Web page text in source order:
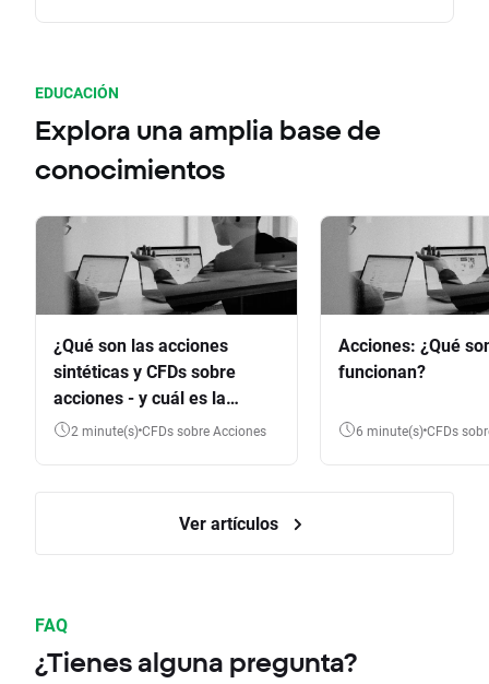
EDUCACIÓN
Explora una amplia base de
conocimientos
¿Qué son las acciones
sintéticas y CFDs sobre
acciones - y cuál es la
diferencia?
2 minute(s) CFDs sobre Acciones
Acciones: ¿Qué
funcionan?
6 minute(s) CFDs
Ver artículos
FAQ
¿Tienes alguna pregunta?